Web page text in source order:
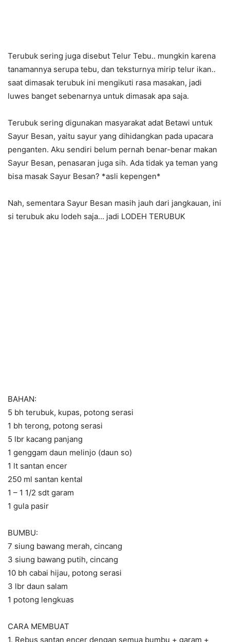
Terubuk sering juga disebut Telur Tebu.. mungkin karena
tanamannya serupa tebu, dan teksturnya mirip telur ikan..
saat dimasak terubuk ini mengikuti rasa masakan, jadi
luwes banget sebenarnya untuk dimasak apa saja.
Terubuk sering digunakan masyarakat adat Betawi untuk
Sayur Besan, yaitu sayur yang dihidangkan pada upacara
penganten. Aku sendiri belum pernah benar-benar makan
Sayur Besan, penasaran juga sih. Ada tidak ya teman yang
bisa masak Sayur Besan? *asli kepengen*
Nah, sementara Sayur Besan masih jauh dari jangkauan, ini
si terubuk aku lodeh saja… jadi LODEH TERUBUK
BAHAN:
5 bh terubuk, kupas, potong serasi
1 bh terong, potong serasi
5 lbr kacang panjang
1 genggam daun melinjo (daun so)
1 lt santan encer
250 ml santan kental
1 – 1 1/2 sdt garam
1 gula pasir
BUMBU:
7 siung bawang merah, cincang
3 siung bawang putih, cincang
10 bh cabai hijau, potong serasi
3 lbr daun salam
1 potong lengkuas
CARA MEMBUAT
1. Rebus santan encer dengan semua bumbu + garam +